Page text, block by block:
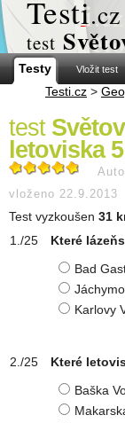
Testi.cz
test
Testy Vložit test
Testi.cz >
test
letoviska 5
vloženo 22.9.2013
Test vyzkoušen 31
Které
Bad
Karlovy
Které
Baška